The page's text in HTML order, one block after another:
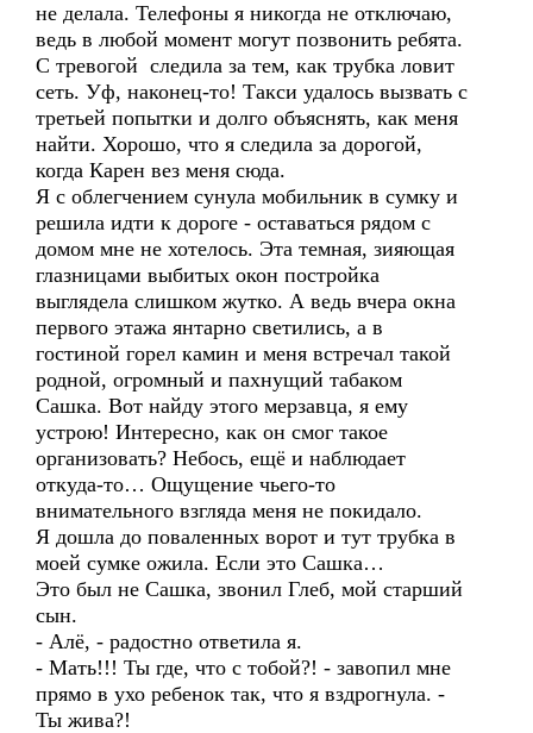
не делала. Телефоны я никогда не отключаю,
ведь в любой момент могут позвонить ребята.
С тревогой следила за тем, как трубка ловит
сеть. Уф, наконец-то! Такси удалось вызвать с
третьей попытки и долго объяснять, как меня
найти. Хорошо, что я следила за дорогой,
когда Карен вез меня сюда.
Я с облегчением сунула мобильник в сумку и
решила идти к дороге - оставаться рядом с
домом мне не хотелось. Эта темная, зияющая
глазницами выбитых окон постройка
выглядела слишком жутко. А ведь вчера окна
первого этажа янтарно светились, а в
гостиной горел камин и меня встречал такой
родной, огромный и пахнущий табаком
Сашка. Вот найду этого мерзавца, я ему
устрою! Интересно, как он смог такое
организовать? Небось, ещё и наблюдает
откуда-то… Ощущение чьего-то
внимательного взгляда меня не покидало.
Я дошла до поваленных ворот и тут трубка в
моей сумке ожила. Если это Сашка…
Это был не Сашка, звонил Глеб, мой старший
сын.
- Алё, - радостно ответила я.
- Мать!!! Ты где, что с тобой?! - завопил мне
прямо в ухо ребенок так, что я вздрогнула. -
Ты жива?!